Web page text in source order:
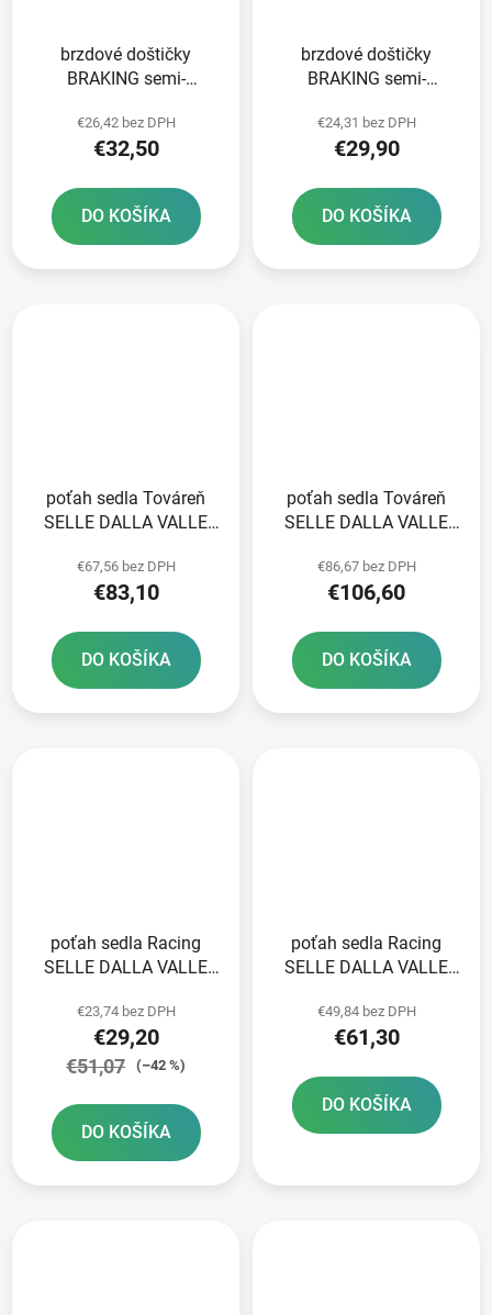
brzdové doštičky
BRAKING semi-
ks v balení
€26,42 bez DPH
€32,50
DO KOŠÍKA
brzdové doštičky
BRAKING semi-
ks v balení
€24,31 bez DPH
€29,90
DO KOŠÍKA
poťah sedla Továreň
SELLE DALLA VALLE
€67,56 bez DPH
€83,10
DO KOŠÍKA
poťah sedla Továreň
SELLE DALLA VALLE
€86,67 bez DPH
€106,60
DO KOŠÍKA
poťah sedla Racing
SELLE DALLA VALLE
€23,74 bez DPH
€29,20
€51,07 (–42 %)
DO KOŠÍKA
poťah sedla Racing
SELLE DALLA VALLE
€49,84 bez DPH
€61,30
DO KOŠÍKA